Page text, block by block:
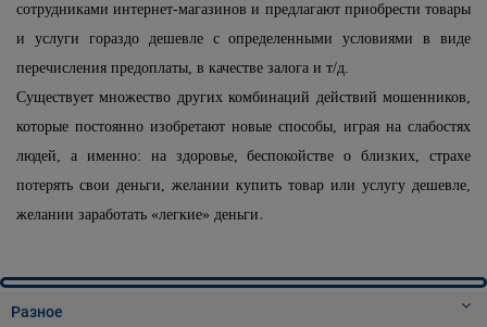
сотрудниками интернет-магазинов и предлагают приобрести товары
и услуги гораздо дешевле с определенными условиями в виде
перечисления предоплаты, в качестве залога и т/д.
Существует множество других комбинаций действий мошенников,
которые постоянно изобретают новые способы, играя на слабостях
людей, а именно: на здоровье, беспокойстве о близких, страхе
потерять свои деньги, желании купить товар или услугу дешевле,
желании заработать «легкие» деньги.
Разное